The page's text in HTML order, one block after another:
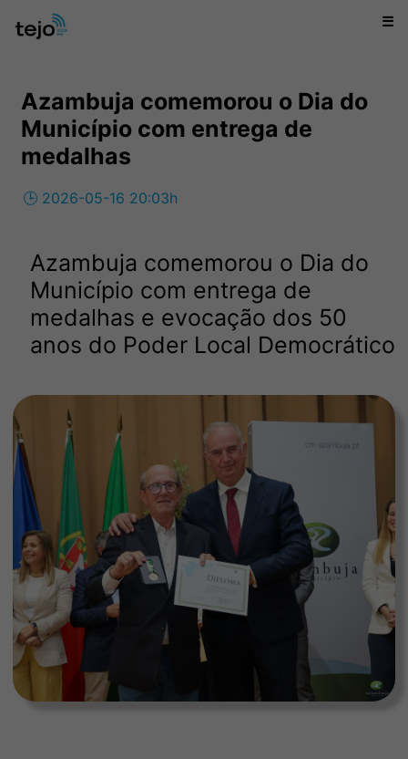
☰
Azambuja comemorou o Dia do
Município com entrega de
medalhas
🕒 2026-05-16 20:03h
Azambuja comemorou o Dia do
Município com entrega de
medalhas e evocação dos 50
anos do Poder Local Democrático